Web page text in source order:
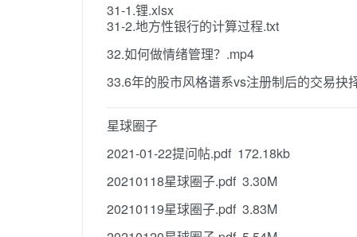
31-1.锂.xlsx
31-2.地方性银行的计算过程.txt
32.如何做情绪管理？.mp4
33.6年的股市风格谱系vs注册制后的交易抉
星球圈子
2021-01-22提问帖.pdf 172.18kb
20210118星球圈子.pdf 3.30M
20210119星球圈子.pdf 3.83M